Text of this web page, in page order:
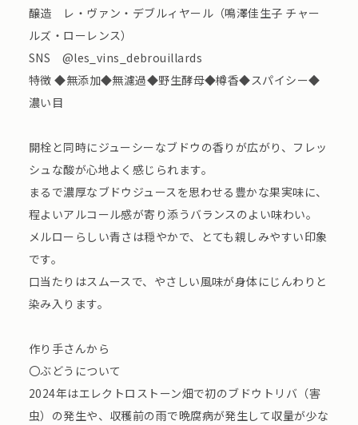
醸造 レ・ヴァン・デブルィヤール（鳴澤佳生子 チャー
ルズ・ローレンス）
SNS @les_vins_debrouillards
特徴 ◆無添加◆無濾過◆野生酵母◆樽香◆スパイシー◆
濃い目
開栓と同時にジューシーなブドウの香りが広がり、フレッ
シュな酸が心地よく感じられます。
まるで濃厚なブドウジュースを思わせる豊かな果実味に、
程よいアルコール感が寄り添うバランスのよい味わい。
メルローらしい青さは穏やかで、とても親しみやすい印象
です。
口当たりはスムースで、やさしい風味が身体にじんわりと
染み入ります。
作り手さんから
〇ぶどうについて
2024年はエレクトロストーン畑で初のブドウトリバ（害
虫）の発生や、収穫前の雨で晩腐病が発生して収量が少な